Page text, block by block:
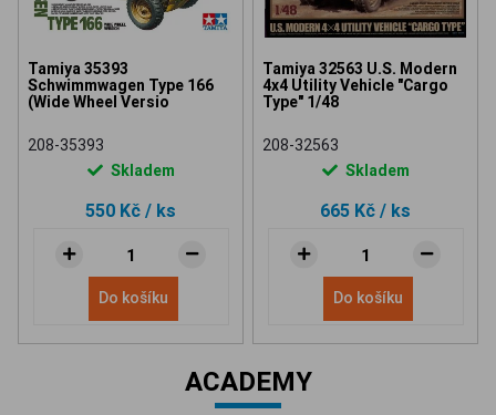
Tamiya 35393
Schwimmwagen Type 166
(Wide Wheel Versio
208-35393
Skladem
550 Kč / ks
Do košíku
Tamiya 32563 U.S. Modern
4x4 Utility Vehicle "Cargo
Type" 1/48
208-32563
Skladem
665 Kč / ks
Do košíku
ACADEMY